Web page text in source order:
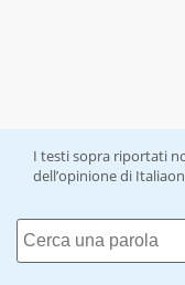
I testi sopra riportati
dell’opinione di